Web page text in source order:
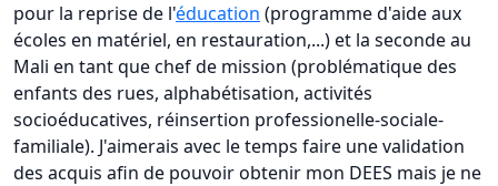
pour la reprise de l'éducation (programme d'aide aux
écoles en matériel, en restauration,...) et la seconde au
Mali en tant que chef de mission (problématique des
enfants des rues, alphabétisation, activités
socioéducatives, réinsertion professionelle-sociale-
familiale). J'aimerais avec le temps faire une validation
des acquis afin de pouvoir obtenir mon DEES mais je ne